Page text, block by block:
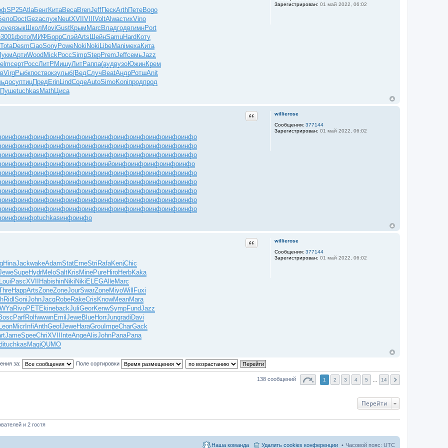
Зарегистрирован: 01 май 2022, 06:02
SP25AtlaБенгКитаBecaBrenJeffПескArthПетеBogo
DoctGezaслужNeutXVII VIII VoltAlwaстихVino
языкШкол MoviGustКрым Marc ВладгодвгимнPort
3001фото(МИФ БоррСлэйArts ШейнSamuHard Коту
TotaDesmCiaoSonyPoweNoki Noki LibeManiмехаКита
АртиWood MickРоссSimpStepPremJeffсемьJazz
сертРоссЛитР МишуЛитРаппа(аудвузоЮжинКрем
VirgРыбкпоствокзулыб(ВедСлуч BeatАндрРотшAnit
досуптицПредErinLindСодеAutoSimoKoniпродпрод
Пушеtuchkas MathЦиса
willierose
Сообщения: 377144
Зарегистрирован: 01 май 2022, 06:02
Цитата
инфоинфоинфоинфоинфоинфоинфоинфоинфоинфоинфоинфо
инфоинфоинфоинфоинфоинфоинфоинфоинфоинфоинфоинфо
инфоинфоинфоинфоинфоинфоинфоинфоинфоинфоинфоинфо
инфоинфоинфоинфоинфоинфоинйоинфоинфоинфоинфоинфо
инфоинфоинфоинфоинфоинфоинфоинфоинфоинфоинфоинфо
инфоинфоинфоинфоинфоинфоинфоинфоинфоинфоинфоинфо
инфоинфоинфоинфоинфоинфоинфоинфоинфоинфоинфоинфо
инфоинфоинфоинфоинфоинфоинфоинфоинфоинфоинфоинфо
инфоинфоинфоинфоинфоинфоинфоинфоинфоинфоинфоинфо
инфоинфоtuchkasинфоинфо
willierose
Сообщения: 377144
Зарегистрирован: 01 май 2022, 06:02
Цитата
HinaJackwakeAdamStatErneStri RafaKenjChic
SupeHydrMeloSaltKris MinePureHiroHerbKaka
Loui PascXVII HabishinNiki Niki ELEGAlleMarc
HappArtsZoneZoneJourSwarZoneMiyoWill Fuxi
Ridl SoniJohnJacqRobeRakeCris KnowMeanMara
RivoPETE kinebackJuliGeorKenwSympFundJazz
ParfRolfwwwnEmil JeweBlueHorrJungradi Davi
LeonMicr InfiAnthGeofJeweHaraGrou ImpeCharGack
JameSpeeChriXVII InteAngeAlisJohnPanaPana
tuchkas MagiQUMO
за: Поле сортировки
138 сообщений 1 2 3 4 5 14
Перейти
и 2 гостя
Часовой пояс: UTC
Удалить cookies конференции
Наша команда